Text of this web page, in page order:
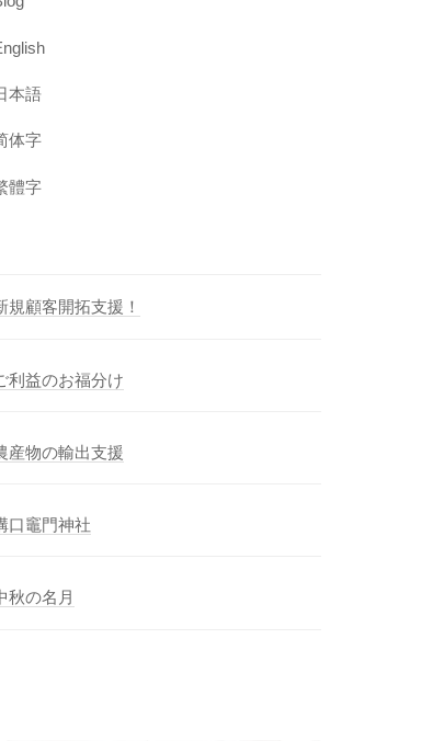
本語
体字
體字
規顧客開拓支援！
利益のお福分け
産物の輸出支援
口竈門神社
秋の名月